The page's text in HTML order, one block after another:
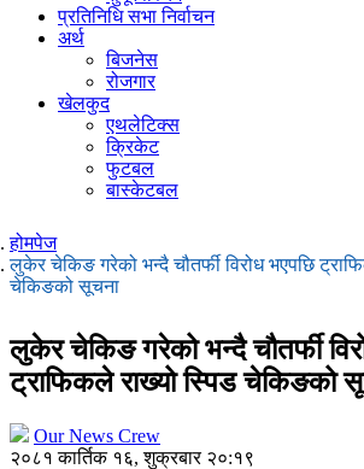
प्रतिनिधि सभा निर्वाचन
अर्थ
बिजनेस
रोजगार
खेलकुद
एथलेटिक्स
क्रिकेट
फुटबल
बास्केटबल
होमपेज
लुकेर चेकिङ गरेको भन्दै चौतर्फी विरोध भएपछि
चेकिङको सूचना
लुकेर चेकिङ गरेको भन्दै चौतर्फी
ट्राफिकले राख्यो स्पिड चेकिङको
Our News Crew
२०८१ कार्तिक १६, शुक्रबार २०:१९